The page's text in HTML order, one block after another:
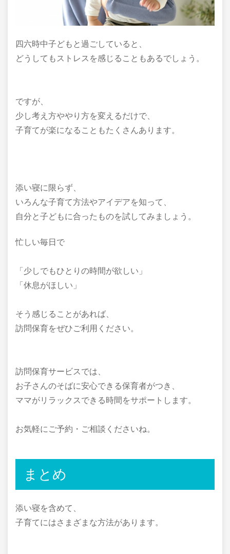
四六時中子どもと過ごしていると、
どうしてもストレスを感じることもあるでしょう。
ですが、
少し考え方ややり方を変えるだけで、
子育てが楽になることもたくさんあります。
添い寝に限らず、
いろんな子育て方法やアイデアを知って、
自分と子どもに合ったものを試してみましょう。
忙しい毎日で
「少しでもひとりの時間が欲しい」
「休息がほしい」
そう感じることがあれば、
訪問保育をぜひご利用ください。
訪問保育サービスでは、
お子さんのそばに安心できる保育者がつき、
ママがリラックスできる時間をサポートします。
お気軽にご予約・ご相談くださいね。
まとめ
添い寝を含めて、
子育てにはさまざまな方法があります。